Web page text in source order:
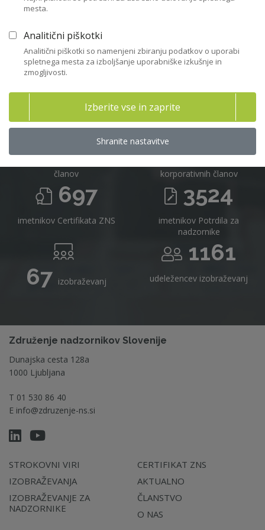
716
članov
16
korporativnih članov
697
imetnikov Certifikata ZNS
3524
imetnikov Potrdila za
nadzornike
67 izobraževanj
1161
udeležencev izobraževanj
Združenje nadzornikov Slovenije
Dunajska cesta 128a
1000 Ljubljana
T 01 530 86 40
E info@zdruzenje-ns.si
STROKOVNI VIRI
IZOBRAŽEVANJA
IZOBRAŽEVANJE ZA
NADZORNIKE
CERTIFIKAT ZNS
AKTUALNO
ČLANSTVO
O NAS
mesta.
Analitični piškotki
Analitični piškotki so namenjeni zbiranju podatkov o uporabi
spletnega mesta za izboljšanje uporabniške izkušnje in
zmogljivosti.
Izberite vse in zaprite
Shranite nastavitve